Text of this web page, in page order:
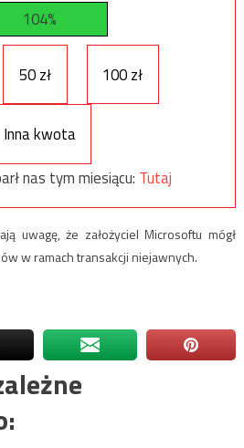
104%
50 zł 100 zł
Inna kwota
nas tym miesiącu: Tutaj
uwagę, że założyciel Microsoftu mógł
w ramach transakcji niejawnych.